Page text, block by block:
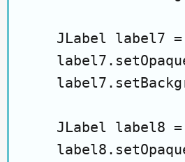
JLabel label7
JLabel label8